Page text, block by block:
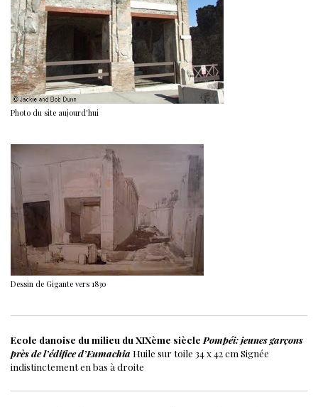
Photo du site aujourd'hui
Dessin de Gigante vers 1830
Ecole danoise du milieu du XIXème siècle Pompéi: jeunes garçons
près de l’édifice d’Eumachia Huile sur toile 34 x 42 cm Signée
indistinctement en bas à droite